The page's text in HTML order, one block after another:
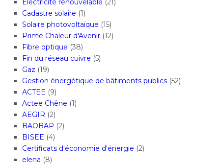
Électricité renouvelable (21)
Cadastre solaire (1)
Solaire photovoltaïque (15)
Prime Chaleur d'Avenir(12)
Fibre optique (38)
Fin du réseau cuivre (5)
Gaz (19)
Gestion énergétique de bâtiments publics(52)
ACTEE (9)
Actee Chêne (1)
AEGIR (2)
BAOBAP (2)
BISEE (4)
Certificats d'économie d'énergie (2)
elena (8)